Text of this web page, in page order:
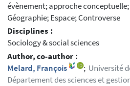
évènement; approche
Géographie; Espace; Controverse
Disciplines :
Sociology & social sciences
Author, co-author :
Melard, François
; Université
Département des sciences et